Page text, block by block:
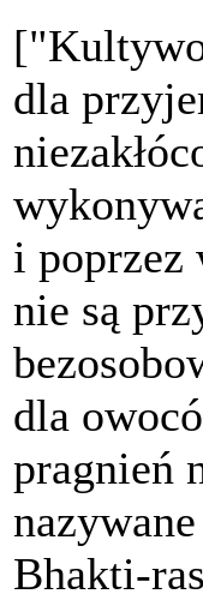
dla
i poprzez
nie są
dla
pragnień
Bhakti-